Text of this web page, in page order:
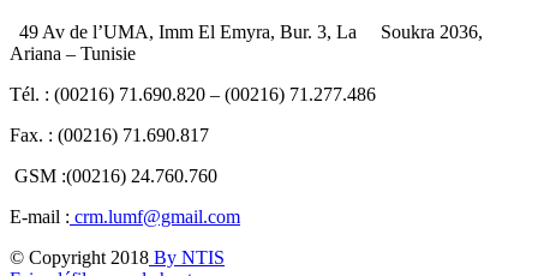
49 Av de l’UMA, Imm El Emyra, Bur. 3, La Soukra 2036,
Ariana – Tunisie
Tél. : (00216) 71.690.820 – (00216) 71.277.486
Fax. : (00216) 71.690.817
GSM :(00216) 24.760.760
E-mail : crm.lumf@gmail.com
© Copyright 2018 By NTIS